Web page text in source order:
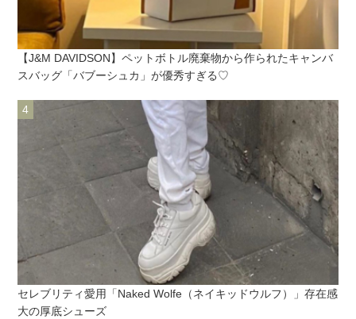
【J&M DAVIDSON】ペットボトル廃棄物から作られたキャンバ
スバッグ「バブーシュカ」が優秀すぎる♡
セレブリティ愛用「Naked Wolfe（ネイキッドウルフ）」存在感
大の厚底シューズ